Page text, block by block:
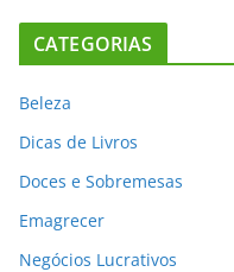
CATEGORIAS
Beleza
Dicas de Livros
Doces e Sobremesas
Emagrecer
Negócios Lucrativos